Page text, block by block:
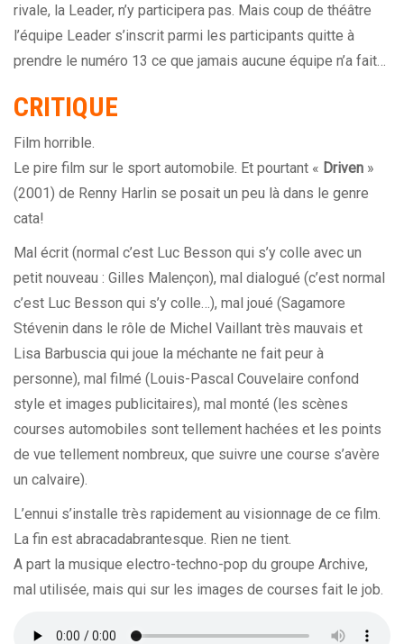
rivale, la Leader, n’y participera pas. Mais coup de théâtre
l’équipe Leader s’inscrit parmi les participants quitte à
prendre le numéro 13 ce que jamais aucune équipe n’a fait…
CRITIQUE
Film horrible.
Le pire film sur le sport automobile. Et pourtant « Driven »
(2001) de Renny Harlin se posait un peu là dans le genre
cata!
Mal écrit (normal c’est Luc Besson qui s’y colle avec un
petit nouveau : Gilles Malençon), mal dialogué (c’est normal
c’est Luc Besson qui s’y colle…), mal joué (Sagamore
Stévenin dans le rôle de Michel Vaillant très mauvais et
Lisa Barbuscia qui joue la méchante ne fait peur à
personne), mal filmé (Louis-Pascal Couvelaire confond
style et images publicitaires), mal monté (les scènes
courses automobiles sont tellement hachées et les points
de vue tellement nombreux, que suivre une course s’avère
un calvaire).
L’ennui s’installe très rapidement au visionnage de ce film.
La fin est abracadabrantesque. Rien ne tient.
A part la musique electro-techno-pop du groupe Archive,
mal utilisée, mais qui sur les images de courses fait le job.